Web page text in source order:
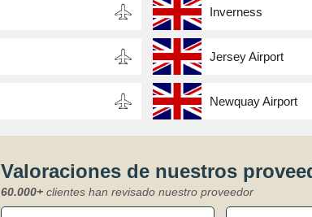
Inverness
Jersey Airport
Newquay Airport
Valoraciones de nuestros
60.000+ clientes han revisado nuestro proveedor